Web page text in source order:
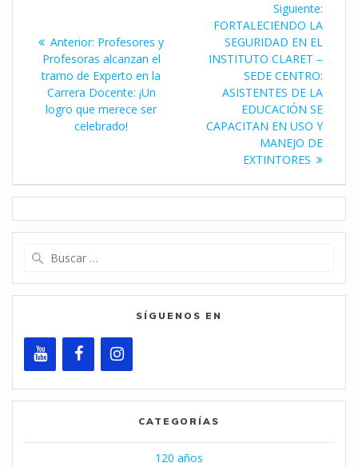
de
entradas
Anterior: Entrada
anterior:
Profesores y
Profesoras alcanzan el
tramo de Experto en la
Carrera Docente: ¡Un
logro que merece ser
celebrado!
Siguiente:
FORTALECIENDO LA
SEGURIDAD EN EL
INSTITUTO CLARET –
SEDE CENTRO:
ASISTENTES DE LA
EDUCACIÓN SE
CAPACITAN EN USO Y
MANEJO DE
EXTINTORES
SÍGUENOS EN
CATEGORÍAS
120 años